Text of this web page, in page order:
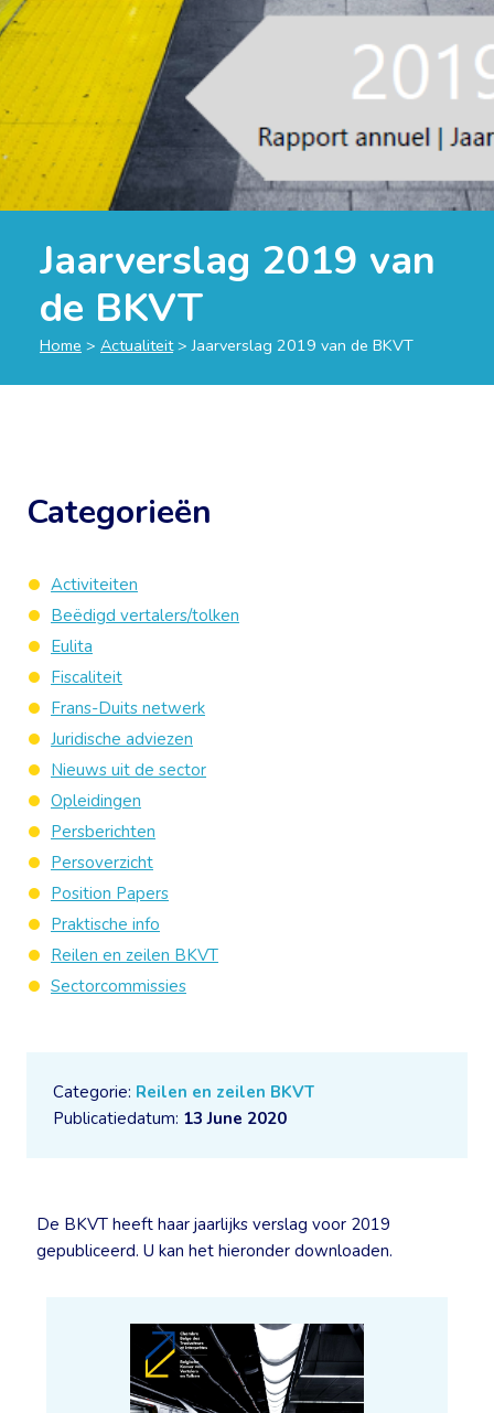
Jaarverslag 2019 van
de BKVT
Home > Actualiteit>Jaarverslag 2019 van de BKVT
Categorie: Reilen en zeilen BKVT
Publicatiedatum: 13 June 2020
De BKVT heeft haar jaarlijks verslag voor 2019
gepubliceerd. U kan het hieronder downloaden.
Categorieën
Activiteiten
Beëdigd vertalers/tolken
Eulita
Fiscaliteit
Frans-Duits netwerk
Juridische adviezen
Nieuws uit de sector
Opleidingen
Persberichten
Persoverzicht
Position Papers
Praktische info
Reilen en zeilen BKVT
Sectorcommissies